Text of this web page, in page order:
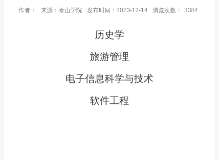
作者： 来源：泰山学院 发布时间：2023-12-14 浏览次数： 3384
历史学
旅游管理
电子信息科学与技术
软件工程